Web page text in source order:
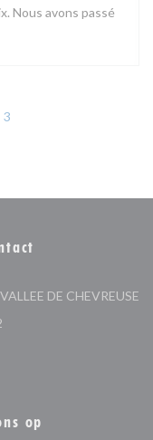
Nous avons passé
3
DE CHEVREUSE
in een nieuw
((opent in een
op